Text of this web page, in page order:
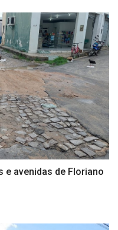
e avenidas de Floriano